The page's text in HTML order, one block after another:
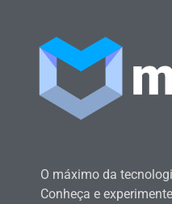
O máximo da
Conheça e